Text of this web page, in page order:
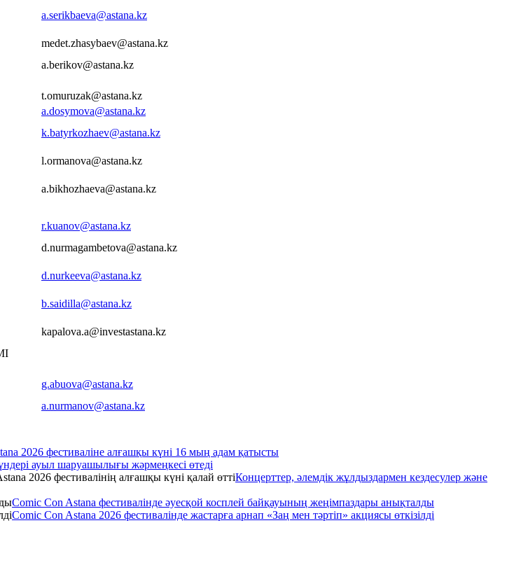
a.serikbaeva@astana.kz
medet.zhasybaev@astana.kz
a.berikov@astana.kz
t.omuruzak@astana.kz
a.dosymova@astana.kz
k.batyrkozhaev@astana.kz
l.ormanova@astana.kz
a.bikhozhaeva@astana.kz
r.kuanov@astana.kz
d.nurmagambetova@astana.kz
d.nurkeeva@astana.kz
b.saidilla@astana.kz
kapalova.a@investastana.kz
g.abuova@astana.kz
a.nurmanov@astana.kz
2026 фестиваліне алғашқы күні 16 мың адам қатысты
ауыл шаруашылығы жәрмеңкесі өтеді
Концерттер, әлемдік жұлдыздармен кездесулер және
Comic Con Astana фестивалінде әуесқой косплей байқауының жеңімпаздары анықталды
Comic Con Astana 2026 фестивалінде жастарға арнап «Заң мен тәртіп» акциясы өткізілді